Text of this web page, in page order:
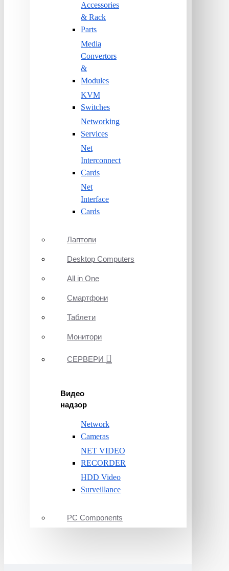
Accessories
& Rack
Parts
Media
Convertors
&
Modules
KVM
Switches
Networking
Services
Net
Interconnect
Cards
Net
Interface
Cards
Лаптопи
Desktop Computers
All in One
Смартфони
Таблети
Монитори
СЕРВЕРИ
Видео
надзор
Network
Cameras
NET VIDEO
RECORDER
HDD Video
Surveillance
PC Components